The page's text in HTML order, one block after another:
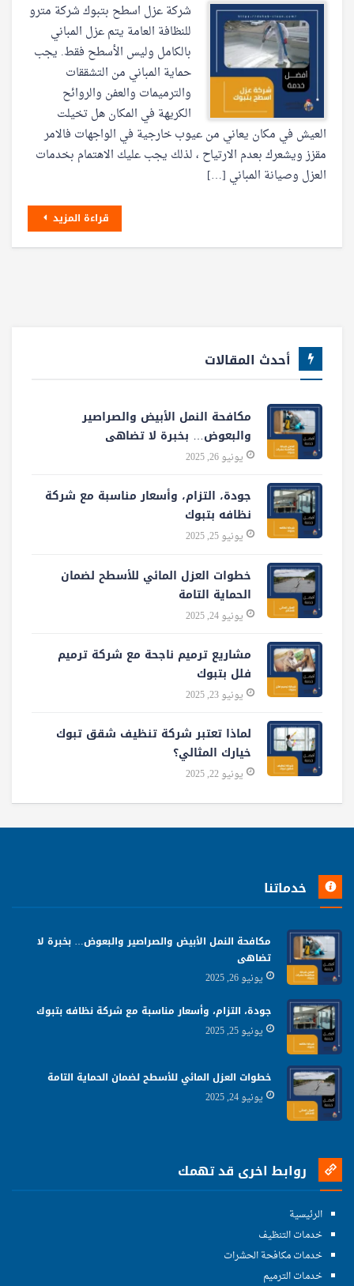
شركة عزل اسطح بتبوك شركة مترو
للنظافة العامة يتم عزل المباني
بالكامل وليس الأسطح فقط. يجب
حماية المباني من التشققات
والترميمات والعفن والروائح
الكريهة في المكان هل تخيلت
العيش في مكان يعاني من عيوب خارجية في الواجهات فالامر
مقزز ويشعرك بعدم الارتياح ، لذلك يجب عليك الاهتمام بخدمات
العزل وصيانة المباني […]
قراءة المزيد
أحدث المقالات
مكافحة النمل الأبيض والصراصير
والبعوض… بخبرة لا تضاهى
يونيو 26, 2025
جودة، التزام، وأسعار مناسبة مع شركة
نظافه بتبوك
يونيو 25, 2025
خطوات العزل المائي للأسطح لضمان
الحماية التامة
يونيو 24, 2025
مشاريع ترميم ناجحة مع شركة ترميم
فلل بتبوك
يونيو 23, 2025
لماذا تعتبر شركة تنظيف شقق تبوك
خيارك المثالي؟
يونيو 22, 2025
خدماتنا
مكافحة النمل الأبيض والصراصير والبعوض… بخبرة لا
تضاهى
يونيو 26, 2025
جودة، التزام، وأسعار مناسبة مع شركة نظافه بتبوك
يونيو 25, 2025
خطوات العزل المائي للأسطح لضمان الحماية التامة
يونيو 24, 2025
روابط اخرى قد تهمك
الرئيسية
خدمات التنظيف
خدمات مكافحة الحشرات
خدمات الترميم